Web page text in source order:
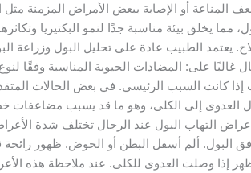
المناعة أو الإصابة ببعض الأمراض المزمنة
مما يخلق بيئة مناسبة جدًا لنمو البكتيريا
يعتمد الطبيب عادة على تحليل البول وزراعة
غالبًا على: المضادات الحيوية المناسبة وفقًا
كانت السبب الرئيسي. في بعض الحالات
العدوى إلى الكلى، وهو ما قد يسبب
التهاب البول عند الرجال تختلف شدة
البول. ألم أسفل البطن أو الحوض. ظهور رائحة
إذا وصلت العدوى للكلى. عند ملاحظة هذه